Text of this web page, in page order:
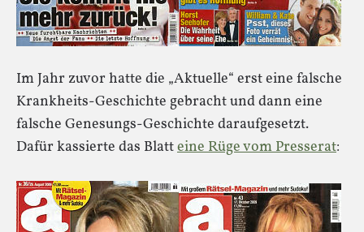
Im Jahr zuvor hatte die „Aktuelle“ erst eine falsche
Krankheits-Geschichte gebracht und dann eine
falsche Genesungs-Geschichte daraufgesetzt.
Dafür kassierte das Blatteine Rüge vom Presserat: